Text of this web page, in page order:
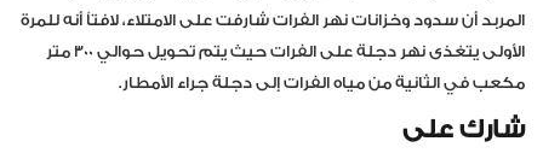
المربد أن سدود وخزانات نهر الفرات شارفت على الامتلاء، لافتاً أنه للمرة
الأولى يتغذى نهر دجلة على الفرات حيث يتم تحويل حوالي ٣٠٠ متر
مكعب في الثانية من مياه الفرات إلى دجلة جراء الأمطار.
شارك على